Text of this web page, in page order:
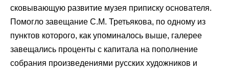
сковывающую развитие музея приписку основателя.
Помогло завещание С.М. Третьякова, по одному из
пунктов которого, как упоминалось выше, галерее
завещались проценты с капитала на пополнение
собрания произведениями русских художников и